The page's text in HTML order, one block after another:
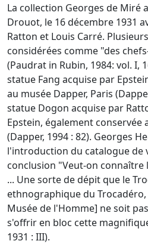
La collection Georges de Miré
Drouot, le 16 décembre 1931
Ratton et Louis Carré.
considérées comme "des
(Paudrat in Rubin, 1984: vol. I,
statue Fang acquise par
au musée Dapper, Paris
statue Dogon acquise par
Epstein, également conservée
(Dapper, 1994 : 82). Georges
l'introduction du catalogue de
conclusion "Veut-on connaître
... Une sorte de dépit que le
ethnographique du
Musée de l'Homme] ne soit
s'offrir en bloc cette
1931 : III).